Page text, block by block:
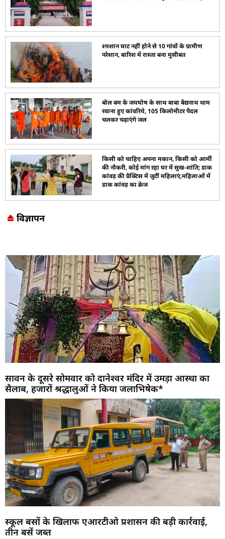
श्मशान घाट नहीं होने से 10 गांवों के ग्रामीण
परेशान, बारिश में रास्ता बना मुसीबत
बोल बम के जयघोष के साथ बाबा बैद्यनाथ धाम
रवाना हुए कांवरिये, 105 किलोमीटर पैदल
चलकर चढ़ाएंगे जल
किसी को चाहिए अपना मकान, किसी को आर्मी
की नौकरी, कोई मांग रहा घर में सुख-शांति; डाक
कांवड़ की प्रैक्टिस में जुटीं महिलाएं,महिलाओं में
डाक कांवड़ का क्रेज
विज्ञापन
सावन के दूसरे सोमवार को दानेश्वर मंदिर में उमड़ा आस्था का
सैलाब, हजारों श्रद्धालुओं ने किया जलाभिषेक*
स्कूल बसों के खिलाफ एआरटीओ प्रशासन की बड़ी कार्रवाई,
तीन बसें जब्त